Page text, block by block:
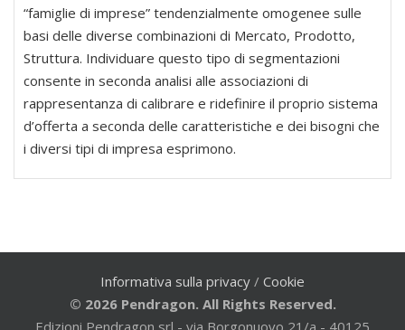
“famiglie di imprese” tendenzialmente omogenee sulle
basi delle diverse combinazioni di Mercato, Prodotto,
Struttura. Individuare questo tipo di segmentazioni
consente in seconda analisi alle associazioni di
rappresentanza di calibrare e ridefinire il proprio sistema
d’offerta a seconda delle caratteristiche e dei bisogni che
i diversi tipi di impresa esprimono.
Informativa sulla privacy / Cookie
© 2026 Pendragon. All Rights Reserved.
Edizioni Pendragon srl - via Borgonuovo 21/a - 40125